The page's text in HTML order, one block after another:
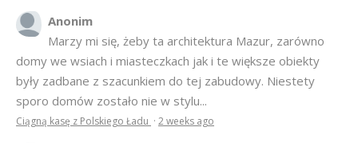
Anonim
Marzy mi się, żeby ta architektura Mazur, zarówno
domy we wsiach i miasteczkach jak i te większe obiekty
były zadbane z szacunkiem do tej zabudowy. Niestety
sporo domów zostało nie w stylu...
Ciągną kasę z Polskiego Ładu · 2 weeks ago